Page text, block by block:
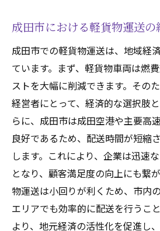
成田市農産物の配送にお
都市と農村の経済を支え
成田市における物流の効
都市部と農村部を結ぶ軽
成田市軽貨物運送高速道路
な配送
成田市の経済発展と軽貨
地域経済を活性化する軽
成田市における軽貨物運
地元企業と連携した軽貨
成田市における軽貨物運送の
成田市での軽貨物運送は、地域経
ています。まず、軽貨物車両は燃
ストを大幅に削減できます。その
経営者にとって、経済的な選択肢
らに、成田市は成田空港や主要高
良好であるため、配送時間が短縮
します。これにより、企業は迅速
となり、顧客満足度の向上にも繋
物運送は小回りが利くため、市内
エリアでも効率的に配送を行うこ
より、地元経済の活性化を促進し